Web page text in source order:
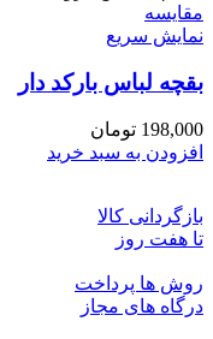
مقايسه
نمایش سریع
بقچه لباس بارکد دار
198,000 تومان
افزودن به سبد خرید
بازگردانی کالا
تا هفت روز
روش ها پرداخت
درگاه های مجاز